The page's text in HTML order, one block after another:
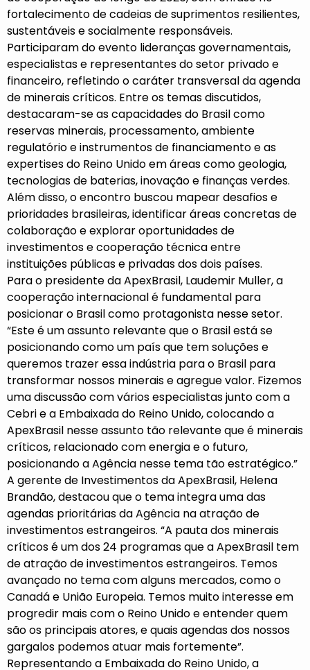
fortalecimento de cadeias de suprimentos resilientes,
sustentáveis e socialmente responsáveis.
Participaram do evento lideranças governamentais,
especialistas e representantes do setor privado e
financeiro, refletindo o caráter transversal da agenda
de minerais críticos. Entre os temas discutidos,
destacaram-se as capacidades do Brasil como
reservas minerais, processamento, ambiente
regulatório e instrumentos de financiamento e as
expertises do Reino Unido em áreas como geologia,
tecnologias de baterias, inovação e finanças verdes.
Além disso, o encontro buscou mapear desafios e
prioridades brasileiras, identificar áreas concretas de
colaboração e explorar oportunidades de
investimentos e cooperação técnica entre
instituições públicas e privadas dos dois países.
Para o presidente da ApexBrasil, Laudemir Muller, a
cooperação internacional é fundamental para
posicionar o Brasil como protagonista nesse setor.
“Este é um assunto relevante que o Brasil está se
posicionando como um país que tem soluções e
queremos trazer essa indústria para o Brasil para
transformar nossos minerais e agregue valor. Fizemos
uma discussão com vários especialistas junto com a
Cebri e a Embaixada do Reino Unido, colocando a
ApexBrasil nesse assunto tão relevante que é minerais
críticos, relacionado com energia e o futuro,
posicionando a Agência nesse tema tão estratégico.”
A gerente de Investimentos da ApexBrasil, Helena
Brandão, destacou que o tema integra uma das
agendas prioritárias da Agência na atração de
investimentos estrangeiros. “A pauta dos minerais
críticos é um dos 24 programas que a ApexBrasil tem
de atração de investimentos estrangeiros. Temos
avançado no tema com alguns mercados, como o
Canadá e União Europeia. Temos muito interesse em
progredir mais com o Reino Unido e entender quem
são os principais atores, e quais agendas dos nossos
gargalos podemos atuar mais fortemente”.
Representando a Embaixada do Reino Unido, a